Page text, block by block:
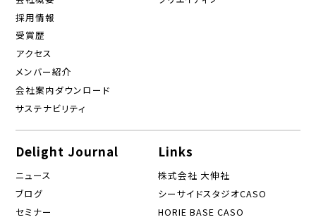
採用情報
受賞歴
アクセス
メンバー紹介
会社案内ダウンロード
サステナビリティ
Delight Journal
ニュース
ブログ
セミナー
Links
株式会社 大伸社
シーサイドスタジオCASO
HORIE BASE CASO